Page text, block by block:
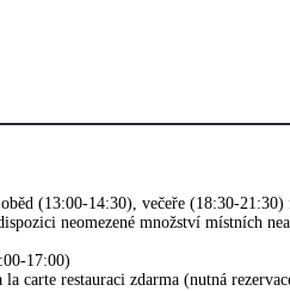
(13:00-14:30), večeře (18:30-
neomezené množství místních
17:00)
carte restauraci zdarma (nutná